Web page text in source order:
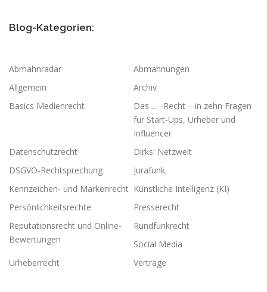
Blog-Kategorien:
Abmahnradar
Abmahnungen
Allgemein
Archiv
Basics Medienrecht
Das … -Recht – in zehn Fragen
für Start-Ups, Urheber und
Influencer
Datenschutzrecht
Dirks' Netzwelt
DSGVO-Rechtsprechung
Jurafunk
Kennzeichen- und Markenrecht Künstliche Intelligenz (KI)
Persönlichkeitsrechte
Presserecht
Reputationsrecht und Online-
Bewertungen
Rundfunkrecht
Social Media
Urheberrecht
Verträge